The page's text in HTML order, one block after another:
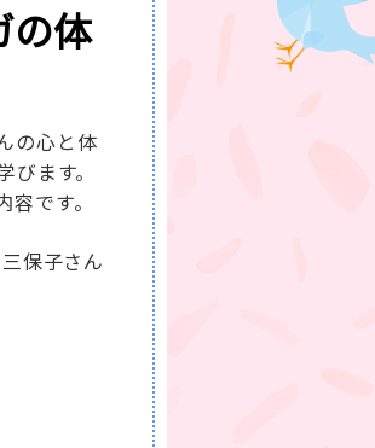
の体
の心と体
ます。
です。
保子さん